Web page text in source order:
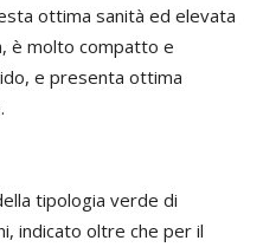
ottima sanità ed elevata
è molto compatto e
e presenta ottima
tipologia verde di
indicato oltre che per il